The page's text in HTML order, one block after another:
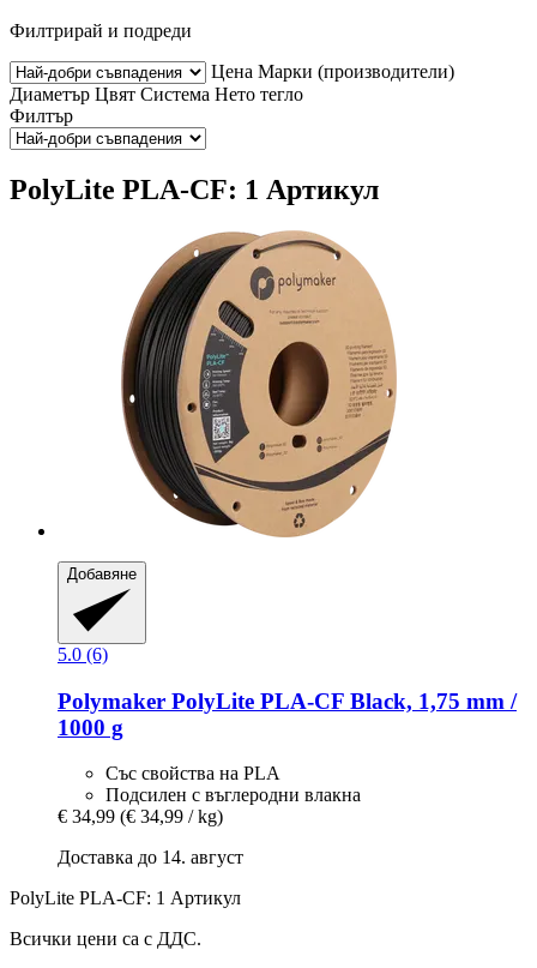
Филтрирай и подреди
Цена Марки (производители)
Диаметър Цвят Система Нето тегло
Филтър
PolyLite PLA-CF: 1 Артикул
Добавяне
5.0 (6)
Polymaker PolyLite PLA-​CF Black, 1,75 mm /
1000 g
Със свойства на PLA
Подсилен с въглеродни влакна
€ 34,99 (€ 34,99 / kg)
Доставка до 14. август
PolyLite PLA-CF: 1 Артикул
Всички цени са с ДДС.